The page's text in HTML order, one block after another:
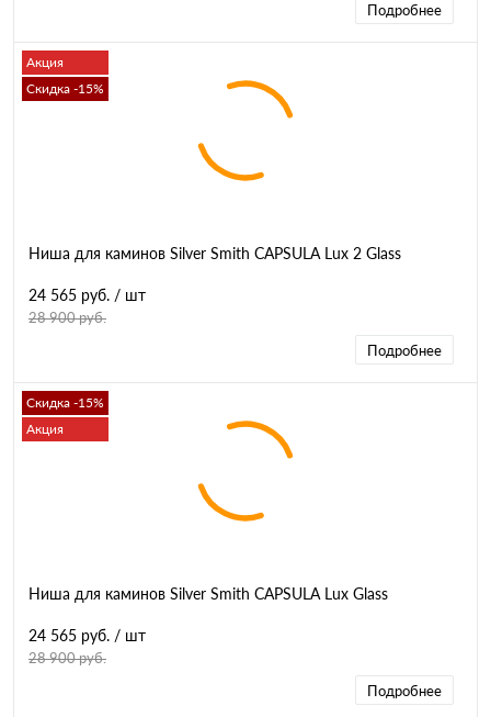
Подробнее
Акция
Скидка -15%
Ниша для каминов Silver Smith CAPSULA Lux 2 Glass
24 565 руб. / шт
28 900 руб.
Подробнее
Скидка -15%
Акция
Ниша для каминов Silver Smith CAPSULA Lux Glass
24 565 руб. / шт
28 900 руб.
Подробнее